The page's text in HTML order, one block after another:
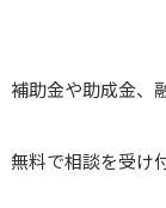
補助金や助成金、
無料で相談を受け